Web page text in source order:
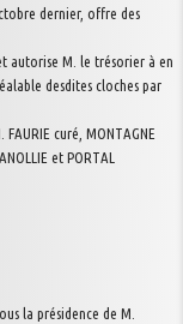
dernier, offre des
autorise M. le trésorier à en
desdites cloches par
curé, MONTAGNE
et PORTAL
la présidence de M.